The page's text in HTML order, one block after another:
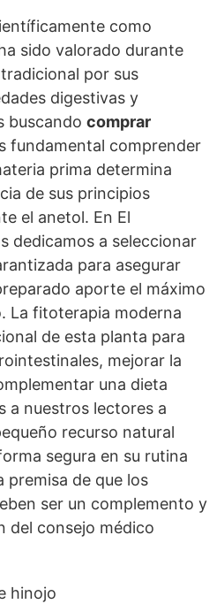
como
sido valorado durante
por sus
digestivas y
buscando comprar
fundamental comprender
prima determina
de sus principios
el anetol. En El
dedicamos a seleccionar
para asegurar
aporte el máximo
La fitoterapia moderna
de esta planta para
mejorar la
una dieta
a nuestros lectores a
recurso natural
segura en su rutina
premisa de que los
ser un complemento y
del consejo médico